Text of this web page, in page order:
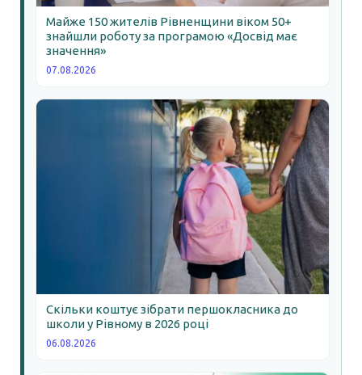
Майже 150 жителів Рівненщини віком 50+
знайшли роботу за програмою «Досвід має
значення»
07.08.2026
Скільки коштує зібрати першокласника до
школи у Рівному в 2026 році
06.08.2026